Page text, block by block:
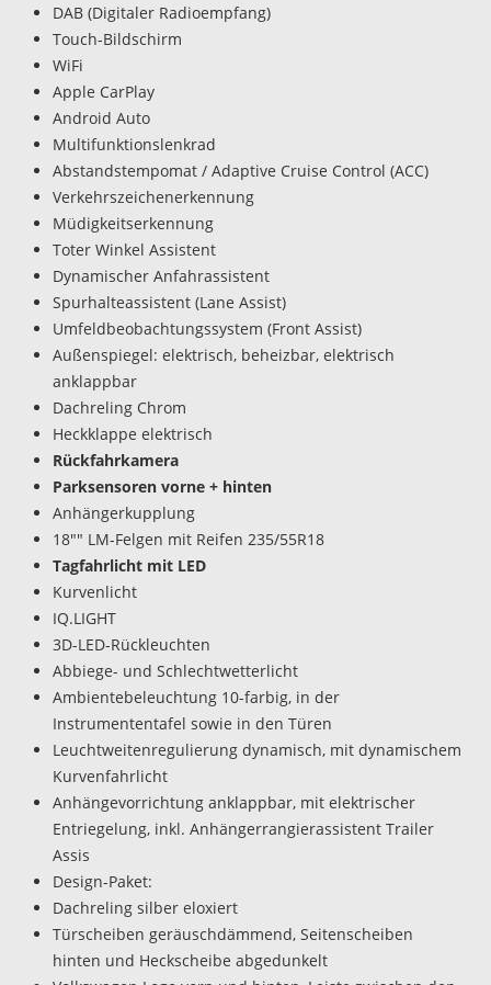
DAB (Digitaler Radioempfang)
Touch-Bildschirm
WiFi
Apple CarPlay
Android Auto
Multifunktionslenkrad
Abstandstempomat / Adaptive Cruise Control (ACC)
Verkehrszeichenerkennung
Müdigkeitserkennung
Toter Winkel Assistent
Dynamischer Anfahrassistent
Spurhalteassistent (Lane Assist)
Umfeldbeobachtungssystem (Front Assist)
Außenspiegel: elektrisch, beheizbar, elektrisch
anklappbar
Dachreling Chrom
Heckklappe elektrisch
Rückfahrkamera
Parksensoren vorne + hinten
Anhängerkupplung
18"" LM-Felgen mit Reifen 235/55R18
Tagfahrlicht mit LED
Kurvenlicht
IQ.LIGHT
3D-LED-Rückleuchten
Abbiege- und Schlechtwetterlicht
Ambientebeleuchtung 10-farbig, in der
Instrumententafel sowie in den Türen
Leuchtweitenregulierung dynamisch, mit dynamischem
Kurvenfahrlicht
Anhängevorrichtung anklappbar, mit elektrischer
Entriegelung, inkl. Anhängerrangierassistent Trailer
Assis
Design-Paket:
Dachreling silber eloxiert
Türscheiben geräuschdämmend, Seitenscheiben
hinten und Heckscheibe abgedunkelt